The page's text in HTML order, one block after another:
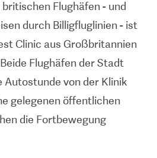
bereit zu helfen.
Flughäfen - und
durch Billigfluglinien - ist
Clinic aus Großbritannien
Flughäfen der Stadt
Autostunde von der Klinik
gelegenen öffentlichen
die Fortbewegung